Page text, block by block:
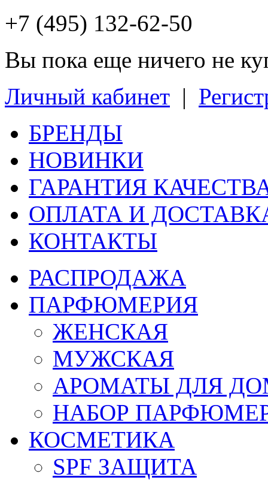
+7 (495) 132-62-50
Вы пока еще ничего не
Личный кабинет |
БРЕНДЫ
НОВИНКИ
ГАРАНТИЯ
ОПЛАТА И
КОНТАКТЫ
РАСПРОДАЖА
ПАРФЮМЕРИЯ
ЖЕНСКАЯ
МУЖСКАЯ
АРОМАТЫ ДЛЯ
НАБОР
КОСМЕТИКА
SPF ЗАЩИТА